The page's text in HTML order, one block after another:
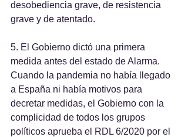
desobediencia grave, de resistencia
grave y de atentado.
5. El Gobierno dictó una primera
medida antes del estado de Alarma.
Cuando la pandemia no había llegado
a España ni había motivos para
decretar medidas, el Gobierno con la
complicidad de todos los grupos
políticos aprueba el RDL 6/2020 por el